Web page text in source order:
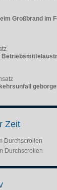
Großbrand im
Zeit
Durchscrollen
Durchscrollen